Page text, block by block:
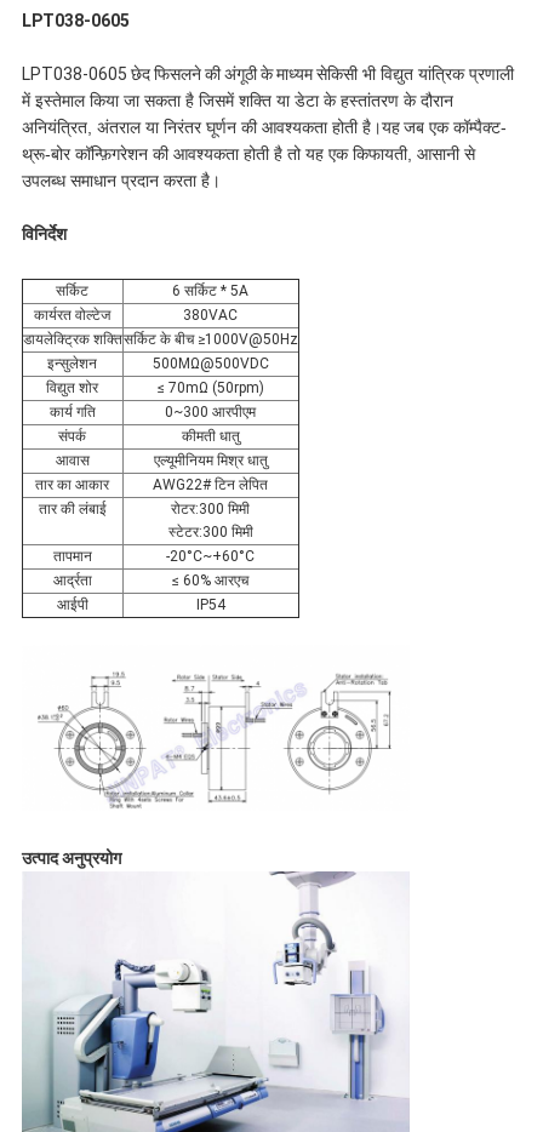
LPT038-0605
LPT038-0605 छेद फिसलने की अंगूठी के माध्यम सेकिसी भी विद्युत यांत्रिक प्रणाली
में इस्तेमाल किया जा सकता है जिसमें शक्ति या डेटा के हस्तांतरण के दौरान
अनियंत्रित, अंतराल या निरंतर घूर्णन की आवश्यकता होती है।यहजब एक कॉम्पैक्ट-
थ्रू-बोर कॉन्फ़िगरेशन की आवश्यकता होती है तो यह एक किफायती, आसानी से
उपलब्ध समाधान प्रदान करता है।
विनिर्देश
सर्किट
6 सर्किट * 5A
कार्यरत वोल्टेज
380VAC
डायलेक्ट्रिक शक्तिसर्किट के बीच ≥1000V@50Hz
इन्सुलेशन
500MΩ@500VDC
विद्युत शोर
≤ 70mΩ (50rpm)
कार्य गति
0~300 आरपीएम
संपर्क
कीमती धातु
आवास
एल्यूमीनियम मिश्र धातु
तार का आकार
AWG22# टिन लेपित
तार की लंबाई
रोटर:300 मिमी
स्टेटर:300 मिमी
तापमान
-20°C~+60°C
आर्द्रता
≤ 60% आरएच
आईपी
IP54
उत्पाद अनुप्रयोग